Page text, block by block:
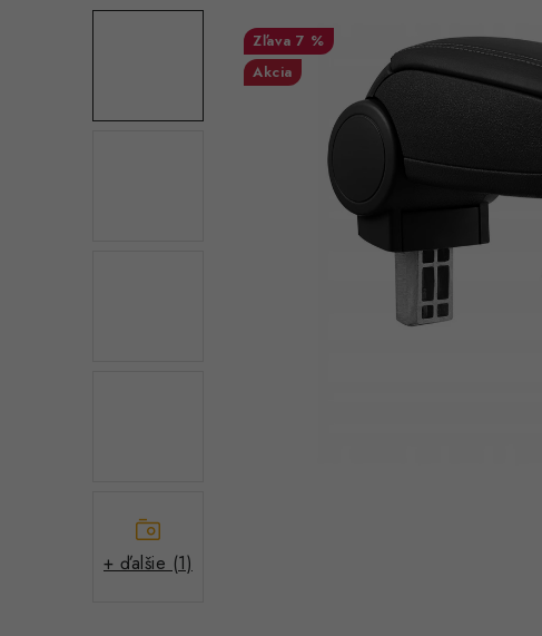
+ ďalšie (1)
7 %
Akcia